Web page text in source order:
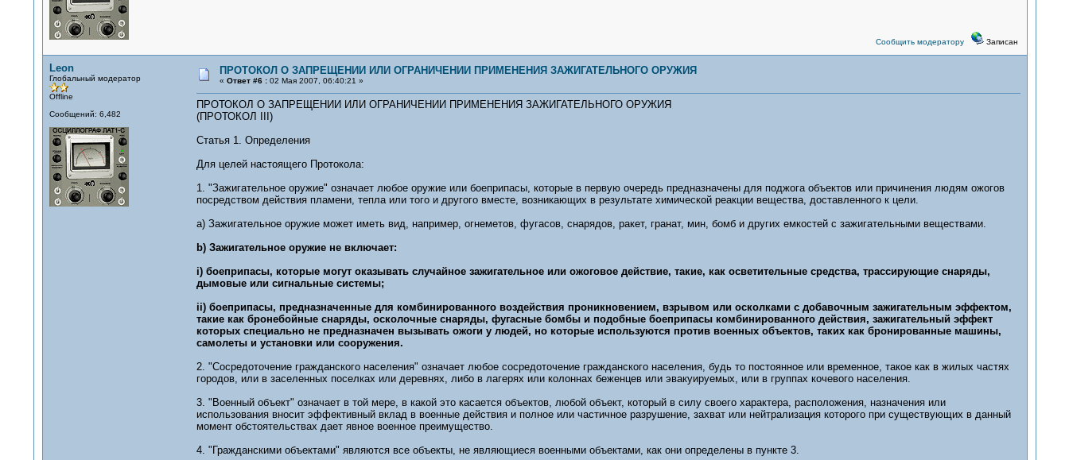
Сообщить модератору Записан
Leon
Глобальный модератор
Offline
Сообщений: 6,482
ПРОТОКОЛ О ЗАПРЕЩЕНИИ ИЛИ ОГРАНИЧЕНИИ ПРИМЕНЕНИЯ ЗАЖИГАТЕЛЬНОГО ОРУЖИЯ
« Ответ #6 :02 Мая 2007, 06:40:21 »
ПРОТОКОЛ О ЗАПРЕЩЕНИИ ИЛИ ОГРАНИЧЕНИИ ПРИМЕНЕНИЯ ЗАЖИГАТЕЛЬНОГО ОРУЖИЯ
(ПРОТОКОЛ III)
Статья 1. Определения
Для целей настоящего Протокола:
1. "Зажигательное оружие" означает любое оружие или боеприпасы, которые в первую очередь предназначены для поджога объектов или причинения людям ожогов
посредством действия пламени, тепла или того и другого вместе, возникающих в результате химической реакции вещества, доставленного к цели.
а) Зажигательное оружие может иметь вид, например, огнеметов, фугасов, снарядов, ракет, гранат, мин, бомб и других емкостей с зажигательными веществами.
b) Зажигательное оружие не включает:
i) боеприпасы, которые могут оказывать случайное зажигательное или ожоговое действие, такие, как осветительные средства, трассирующие снаряды,
дымовые или сигнальные системы;
ii) боеприпасы, предназначенные для комбинированного воздействия проникновением, взрывом или осколками с добавочным зажигательным эффектом,
такие как бронебойные снаряды, осколочные снаряды, фугасные бомбы и подобные боеприпасы комбинированного действия, зажигательный эффект
которых специально не предназначен вызывать ожоги у людей, но которые используются против военных объектов, таких как бронированные машины,
самолеты и установки или сооружения.
2. "Сосредоточение гражданского населения" означает любое сосредоточение гражданского населения, будь то постоянное или временное, такое как в жилых частях
городов, или в заселенных поселках или деревнях, либо в лагерях или колоннах беженцев или эвакуируемых, или в группах кочевого населения.
3. "Военный объект" означает в той мере, в какой это касается объектов, любой объект, который в силу своего характера, расположения, назначения или
использования вносит эффективный вклад в военные действия и полное или частичное разрушение, захват или нейтрализация которого при существующих в данный
момент обстоятельствах дает явное военное преимущество.
4. "Гражданскими объектами" являются все объекты, не являющиеся военными объектами, как они определены в пункте 3.